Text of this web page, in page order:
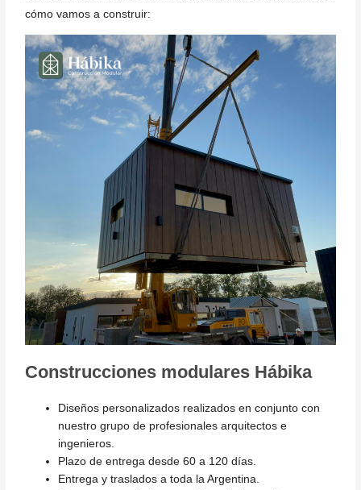
cómo vamos a construir:
Construcciones modulares Hábika
Diseños personalizados realizados en conjunto con
nuestro grupo de profesionales arquitectos e
ingenieros.
Plazo de entrega desde 60 a 120 días.
Entrega y traslados a toda la Argentina.